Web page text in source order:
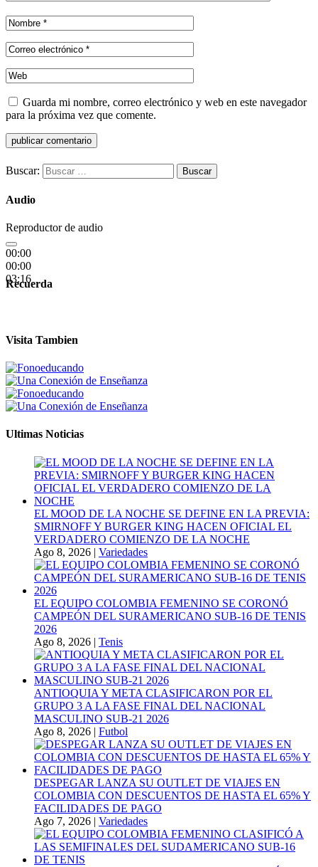
Guarda mi nombre, correo electrónico y web en este navegador
para la próxima vez que comente.
Buscar:
Audio
Reproductor de audio
00:00
00:00
03:16
Recuerda
Visita Tambien
Ultimas Noticias
EL MOOD DE LA NOCHE SE DEFINE EN LA PREVIA:
SMIRNOFF Y BURGER KING HACEN OFICIAL EL
VERDADERO COMIENZO DE LA NOCHE
Ago 8, 2026 | Variedades
EL EQUIPO COLOMBIA FEMENINO SE CORONÓ
CAMPEÓN DEL SURAMERICANO SUB-16 DE TENIS
2026
Ago 8, 2026 | Tenis
ANTIOQUIA Y META CLASIFICARON POR EL
GRUPO 3 A LA FASE FINAL DEL NACIONAL
MASCULINO SUB-21 2026
Ago 8, 2026 | Futbol
DESPEGAR LANZA SU OUTLET DE VIAJES EN
COLOMBIA CON DESCUENTOS DE HASTA EL 65% Y
FACILIDADES DE PAGO
Ago 7, 2026 | Variedades